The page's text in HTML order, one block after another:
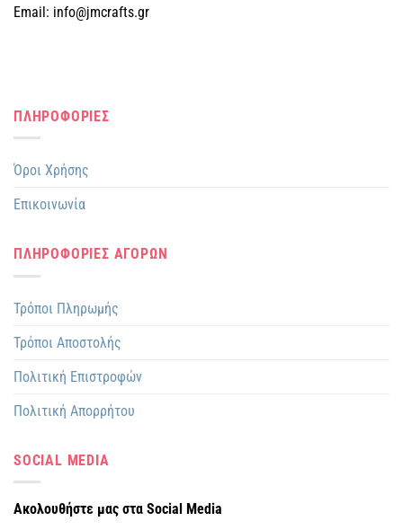
Email: info@jmcrafts.gr
ΠΛΗΡΟΦΟΡΙΕΣ
Όροι Χρήσης
Επικοινωνία
ΠΛΗΡΟΦΟΡΙΕΣ ΑΓΟΡΩΝ
Τρόποι Πληρωμής
Τρόποι Αποστολής
Πολιτική Επιστροφών
Πολιτική Απορρήτου
SOCIAL MEDIA
Ακολουθήστε μας στα Social Media